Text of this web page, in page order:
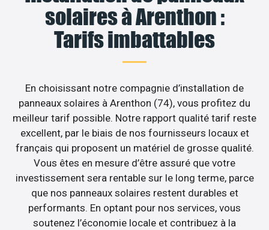
solaires à Arenthon :
Tarifs imbattables
En choisissant notre compagnie d’installation de
panneaux solaires à Arenthon (74), vous profitez du
meilleur tarif possible. Notre rapport qualité tarif reste
excellent, par le biais de nos fournisseurs locaux et
français qui proposent un matériel de grosse qualité.
Vous êtes en mesure d’être assuré que votre
investissement sera rentable sur le long terme, parce
que nos panneaux solaires restent durables et
performants. En optant pour nos services, vous
soutenez l’économie locale et contribuez à la